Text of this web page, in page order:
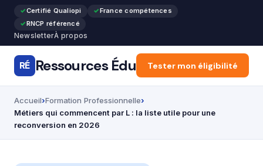
Certifié Qualiopi
France compétences
RNCP référencé
NewsletterÀ propos
RÉ Ressources Édu Accueil Articles
Tester mon éligibilité
Accueil Formation Professionnelle
Métiers qui commencent par L : la liste utile pour une
reconversion en 2026